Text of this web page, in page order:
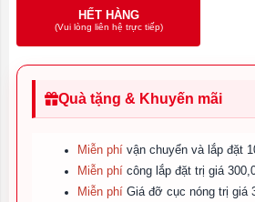
HẾT HÀNG
(Vui lòng liên hệ trực tiếp)
Quà tặng & Khuyến mãi
Miễn phí vận chuyển và lắp đặt
Miễn phí công lắp đặt trị giá
Miễn phí Giá đỡ cục nóng trị giá